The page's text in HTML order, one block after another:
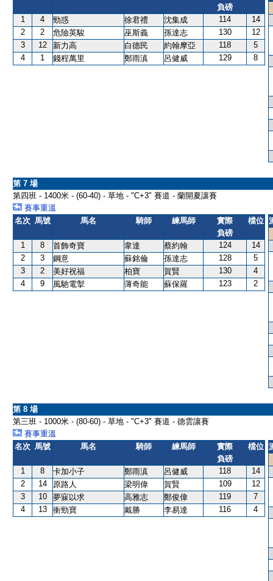
負磅
1 4 勁惑 徐君禮 沈集成 114
14
2
2 危險英駿 巫斯義 孫達志 130
12
3
12 新力高 白德民 約翰摩亞 118
5
4
1 錢程萬里 鄭雨滇 呂健威 129 8
第 7 場
第四班 - 1400米 - (60-40) - 草地 - "C+3" 賽道 - 蘭開夏讓賽
賽事重溫
名次 馬號 馬名 騎師 練馬師
實際
負磅
檔位
1 8 首飾奇寶 韋達 蔡約翰 124
14
2
3 鋼意 蘇銘倫 孫達志 128
5
3
2 美好祝福 柏寶 賀賢 130
4
4
9 風馳電掣 薄奇能 蘇保羅 123 2
第 8 場
第三班 - 1000米 - (80-60) - 草地 - "C+3" 賽道 - 德雲讓賽
賽事重溫
名次 馬號 馬名 騎師 練馬師
實際
負磅
檔位
1 8 卡加小子 鄭雨滇 呂健威 118
14
2
14 原路人 梁明偉 賀賢 109
12
3
10 夢寐以求 高雅志 鄭俊偉 119
7
4
13 衝勁寶 戴勝 李易達 116 4